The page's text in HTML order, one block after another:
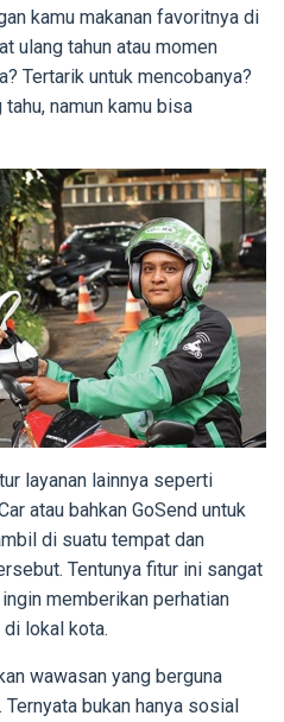
kamu makanan favoritnya di
ulang tahun atau momen
Tertarik untuk mencobanya?
namun kamu bisa
layanan lainnya seperti
atau bahkan GoSend untuk
di suatu tempat dan
Tentunya fitur ini sangat
memberikan perhatian
di lokal kota.
wawasan yang berguna
Ternyata bukan hanya sosial